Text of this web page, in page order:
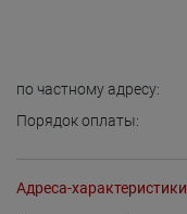
по частному адресу:
Порядок оплаты:
Адреса-характеристики